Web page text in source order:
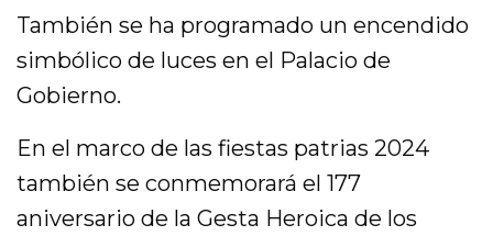
También se ha programado un encendido
simbólico de luces en el Palacio de
Gobierno.
En el marco de las fiestas patrias 2024
también se conmemorará el 177
aniversario de la Gesta Heroica de los